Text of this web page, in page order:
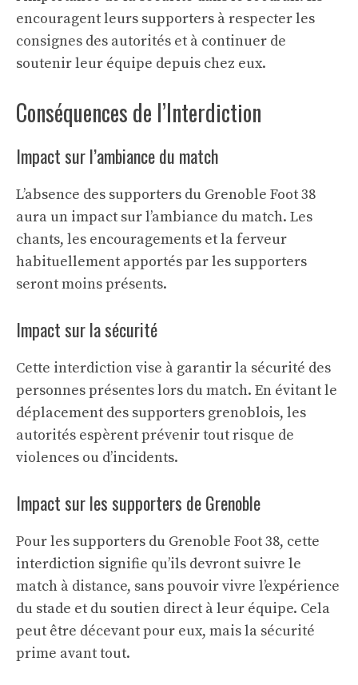
encouragent leurs supporters à respecter les
consignes des autorités et à continuer de
soutenir leur équipe depuis chez eux.
Conséquences de l’Interdiction
Impact sur l’ambiance du match
L’absence des supporters du Grenoble Foot 38
aura un impact sur l’ambiance du match. Les
chants, les encouragements et la ferveur
habituellement apportés par les supporters
seront moins présents.
Impact sur la sécurité
Cette interdiction vise à garantir la sécurité des
personnes présentes lors du match. En évitant le
déplacement des supporters grenoblois, les
autorités espèrent prévenir tout risque de
violences ou d’incidents.
Impact sur les supporters de Grenoble
Pour les supporters du Grenoble Foot 38, cette
interdiction signifie qu’ils devront suivre le
match à distance, sans pouvoir vivre l’expérience
du stade et du soutien direct à leur équipe. Cela
peut être décevant pour eux, mais la sécurité
prime avant tout.